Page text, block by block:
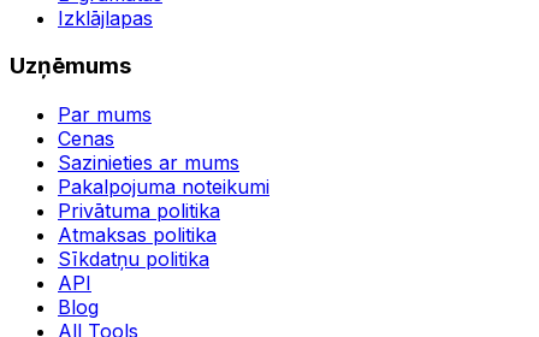
Izklājlapas
Uzņēmums
Par mums
Cenas
Sazinieties ar mums
Pakalpojuma noteikumi
Privātuma politika
Atmaksas politika
Sīkdatņu politika
API
Blog
All Tools